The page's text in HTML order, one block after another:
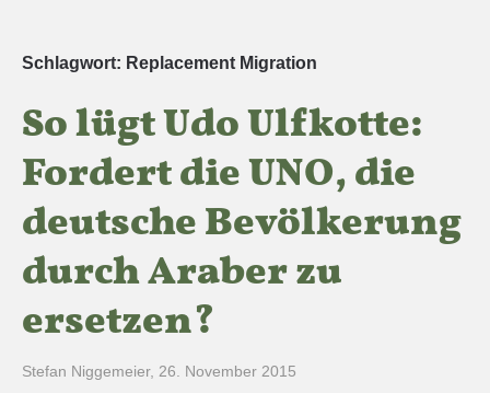
Schlagwort: Replacement Migration
So lügt Udo Ulfkotte:
Fordert die UNO, die
deutsche Bevölkerung
durch Araber zu
ersetzen?
Stefan Niggemeier, 26. November 2015